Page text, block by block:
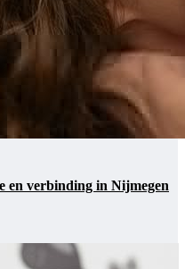
en verbinding in Nijmegen